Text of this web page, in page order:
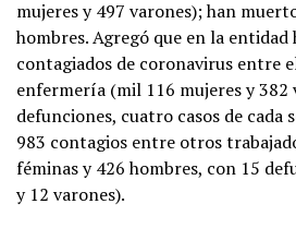
mujeres y 497 varones); han
hombres. Agregó que en la entidad
contagiados de coronavirus entre
enfermería (mil 116 mujeres y 382
defunciones, cuatro casos de cada
983 contagios entre otros
féminas y 426 hombres, con 15
y 12 varones).